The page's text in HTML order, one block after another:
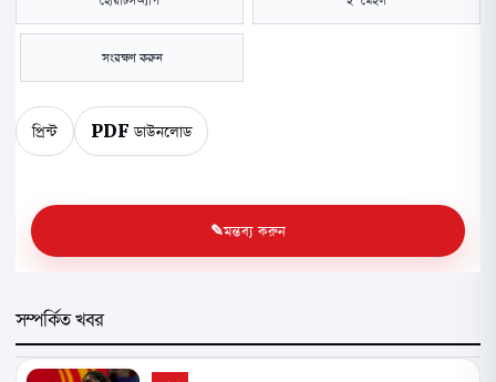
সংরক্ষণ করুন
প্রিন্ট PDF ডাউনলোড
মন্তব্য করুন
সম্পর্কিত খবর